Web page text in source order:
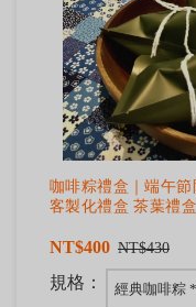
咖啡粽禮盒｜端午
客製化禮盒 茶葉禮
NT$400 NT$430
規格： 經典咖啡粽